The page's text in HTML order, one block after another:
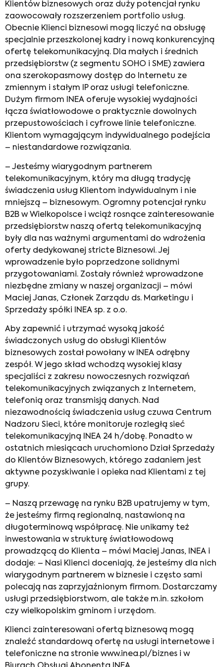
Klientów biznesowych oraz duży potencjał rynku
zaowocowały rozszerzeniem portfolio usług.
Obecnie Klienci biznesowi mogą liczyć na obsługę
specjalnie przeszkolonej kadry i nową konkurencyjną
ofertę telekomunikacyjną. Dla małych i średnich
przedsiębiorstw (z segmentu SOHO i SME) zawiera
ona szerokopasmowy dostęp do Internetu ze
zmiennym i stałym IP oraz usługi telefoniczne.
Dużym firmom INEA oferuje wysokiej wydajności
łącza światłowodowe o praktycznie dowolnych
przepustowościach i cyfrowe linie telefoniczne.
Klientom wymagającym indywidualnego podejścia
– niestandardowe rozwiązania.
– Jesteśmy wiarygodnym partnerem
telekomunikacyjnym, który ma długą tradycję
świadczenia usług Klientom indywidualnym i nie
mniejszą – biznesowym. Ogromny potencjał rynku
B2B w Wielkopolsce i wciąż rosnące zainteresowanie
przedsiębiorstw naszą ofertą telekomunikacyjną
były dla nas ważnymi argumentami do wdrożenia
oferty dedykowanej stricte Biznesowi. Jej
wprowadzenie było poprzedzone solidnymi
przygotowaniami. Zostały również wprowadzone
niezbędne zmiany w naszej organizacji – mówi
Maciej Janas, Członek Zarządu ds. Marketingu i
Sprzedaży spółki INEA sp. z o.o.
Aby zapewnić i utrzymać wysoką jakość
świadczonych usług do obsługi Klientów
biznesowych został powołany w INEA odrębny
zespół. W jego skład wchodzą wysokiej klasy
specjaliści z zakresu nowoczesnych rozwiązań
telekomunikacyjnych związanych z Internetem,
telefonią oraz transmisją danych. Nad
niezawodnością świadczenia usług czuwa Centrum
Nadzoru Sieci, które monitoruje rozległą sieć
telekomunikacyjną INEA 24 h/dobę. Ponadto w
ostatnich miesiącach uruchomiono Dział Sprzedaży
do Klientów Biznesowych, którego zadaniem jest
aktywne pozyskiwanie i opieka nad Klientami z tej
grupy.
– Naszą przewagę na rynku B2B upatrujemy w tym,
że jesteśmy firmą regionalną, nastawioną na
długoterminową współpracę. Nie unikamy też
inwestowania w strukturę światłowodową
prowadzącą do Klienta – mówi Maciej Janas, INEA i
dodaje: – Nasi Klienci doceniają, że jesteśmy dla nich
wiarygodnym partnerem w biznesie i często sami
polecają nas zaprzyjaźnionym firmom. Dostarczamy
usługi przedsiębiorstwom, ale także m.in. szkołom
czy wielkopolskim gminom i urzędom.
Klienci zainteresowani ofertą biznesową mogą
znaleźć standardową ofertę na usługi internetowe i
telefoniczne na stronie www.inea.pl/biznes i w